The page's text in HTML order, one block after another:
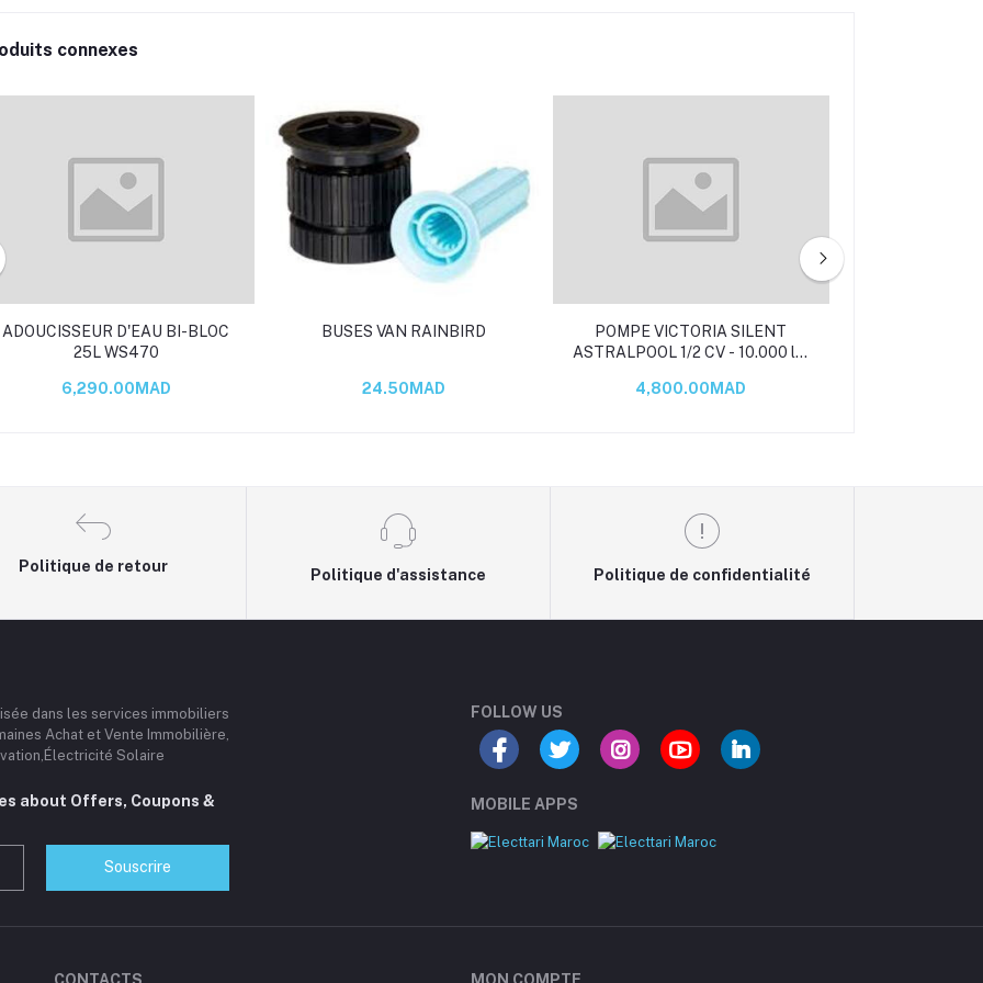
connexes
ADOUCISSEUR D'EAU BI-BLOC
25L WS470
6,290.00MAD
BUSES VAN RAINBIRD
24.50MAD
POMPE VICTORIA SILENT
ASTRALPOOL 1/2 CV - 10.000 l/h
4,800.00MAD
Politique de retour
Politique d'assistance Politique de confidentialité
dans les services immobiliers
Achat et Vente Immobilière,
Solaire
about Offers, Coupons &
Souscrire
FOLLOW US
MOBILE APPS